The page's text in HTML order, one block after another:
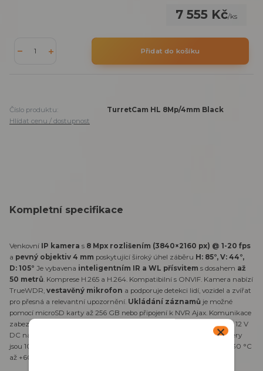
7 555 Kč/ks
Přidat do košíku
Číslo produktu:
TurretCam HL 8Mp/4mm Black
Hlídat cenu / dostupnost
Kompletní specifikace
Venkovní IP kamera s 8 Mpx rozlišením (3840×2160 px) @ 1-20 fps
a pevný objektiv 4 mm poskytující široký úhel záběru H: 85°, V: 44°,
D: 105° Je vybavena inteligentním IR a WL přísvitem s dosahem až
50 metrů. Komprese H.265 a H.264. Kompatibilní s ONVIF. Kamera nabízí
TrueWDR, vestavěný mikrofon a podporuje detekci lidí, vozidel a zvířat
pro přesná a relevantní upozornění. Ukládání záznamů je možné
pomocí microSD karty až 256 GB nebo připojení k NVR Ajax. Komunikace
zabezpečena protokolem JetSparrow. Podporuje PoE (802.3at) nebo 12 V
DC napájení, maximální spotřeba je 8 W. Krytí
. Rozměry
jsou 103 x 98 x 98 mm, hmotnost 475 g, rozsah pracovní teploty od -30 °C
až +60 °C, vlhkost maximálně 90 %.